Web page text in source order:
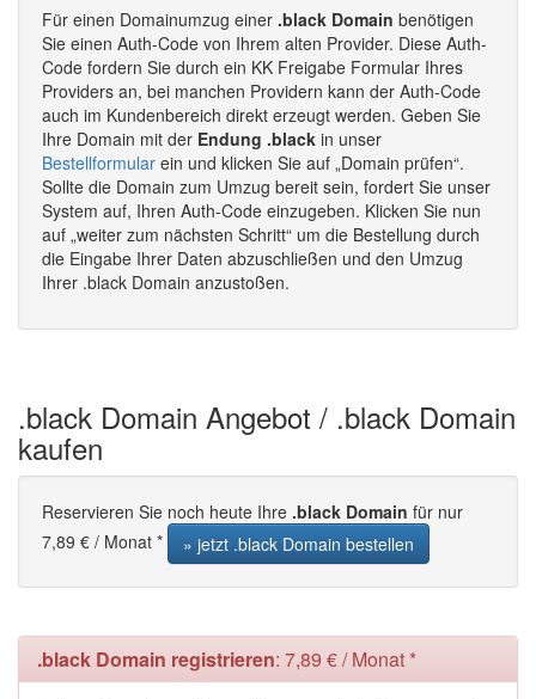
Für einen Domainumzug einer .black Domain benötigen
Sie einen Auth-Code von Ihrem alten Provider. Diese Auth-
Code fordern Sie durch ein KK Freigabe Formular Ihres
Providers an, bei manchen Providern kann der Auth-Code
auch im Kundenbereich direkt erzeugt werden. Geben Sie
Ihre Domain mit der Endung .black in unser
Bestellformular ein und klicken Sie auf „Domain prüfen“.
Sollte die Domain zum Umzug bereit sein, fordert Sie unser
System auf, Ihren Auth-Code einzugeben. Klicken Sie nun
auf „weiter zum nächsten Schritt“ um die Bestellung durch
die Eingabe Ihrer Daten abzuschließen und den Umzug
Ihrer .black Domain anzustoßen.
.black Domain Angebot / .black Domain
kaufen
Reservieren Sie noch heute Ihre .black Domain für nur
7,89 € / Monat *
» jetzt .black Domain bestellen
.black Domain registrieren: 7,89 € / Monat *